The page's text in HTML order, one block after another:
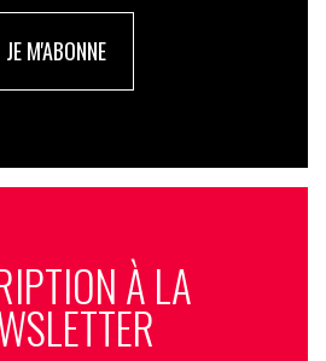
JE M'ABONNE
À LA